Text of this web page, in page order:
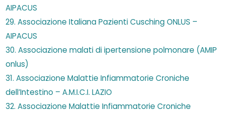
AIPACUS
29. Associazione Italiana Pazienti Cusching ONLUS –
AIPACUS
30. Associazione malati di ipertensione polmonare (AMIP
onlus)
31. Associazione Malattie Infiammatorie Croniche
dell’Intestino – A.M.I.C.I. LAZIO
32. Associazione Malattie Infiammatorie Croniche